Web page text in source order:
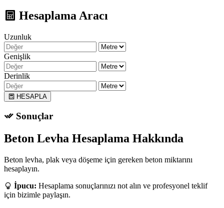
Hesaplama Aracı
Uzunluk
Genişlik
Derinlik
HESAPLA
Sonuçlar
Beton Levha Hesaplama Hakkında
Beton levha, plak veya döşeme için gereken beton miktarını
hesaplayın.
İpucu: Hesaplama sonuçlarınızı not alın ve profesyonel teklif
için bizimle paylaşın.